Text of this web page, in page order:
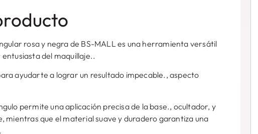
rosa y negra de BS-MALL es una herramienta versátil
del maquillaje..
ayudarte a lograr un resultado impecable., aspecto
permite una aplicación precisa de la base., ocultador, y
mientras que el material suave y duradero garantiza una